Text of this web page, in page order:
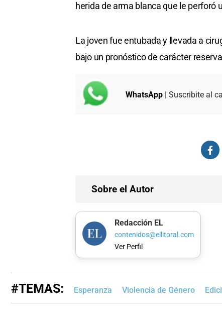
herida de arma blanca que le perforó
La joven fue entubada y llevada a
bajo un pronóstico de carácter
WhatsApp | Suscribite al
Sobre el Autor
Redacción EL
contenidos@ellitoral.com
Ver Perfil
#TEMAS: Esperanza Violencia de Género